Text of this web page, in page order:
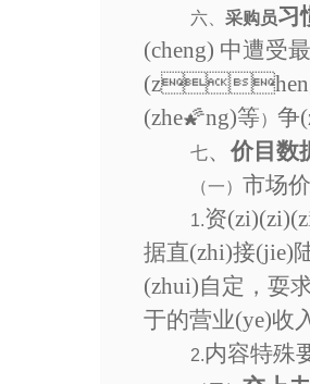
六、 采购员习
(cheng) 中遭受
(zheng)
(zhe🌠ng)等） 争
七、 价目数
（一） 市场
1.资
据直(zhi)接(jie)
(zhui)自定，耍
于的营业(ye)收
2.内容特殊